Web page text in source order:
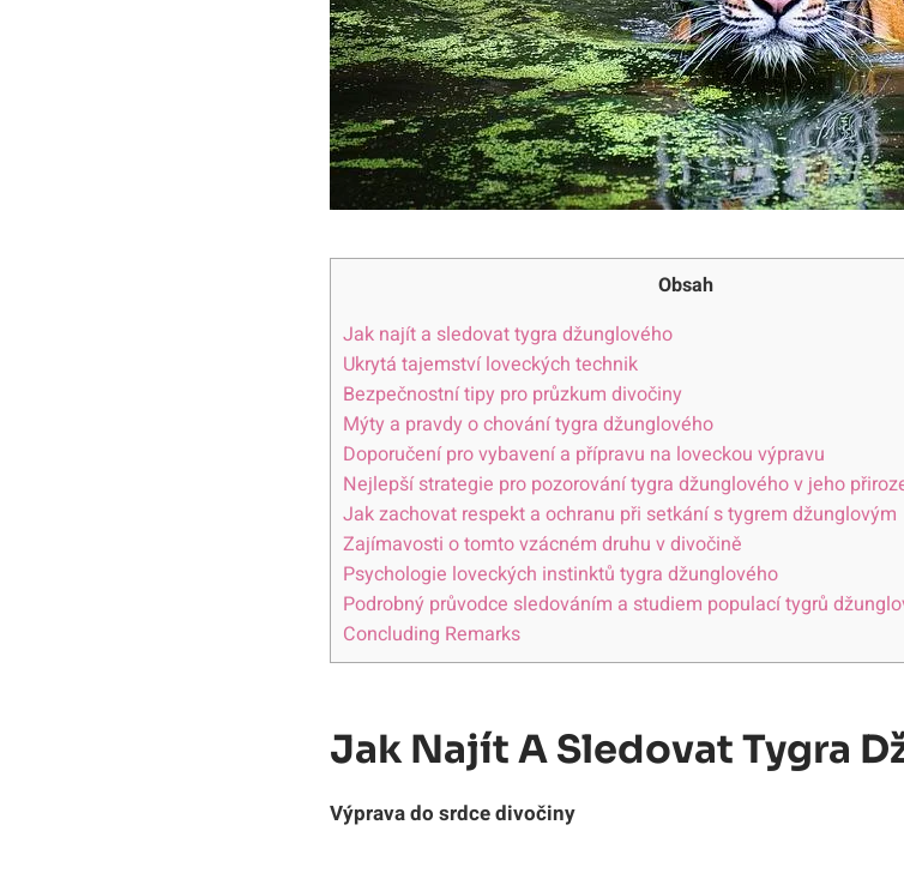
Obsah
Jak najít a sledovat tygra džunglového
Ukrytá tajemství loveckých technik
Bezpečnostní tipy pro průzkum divočiny
Mýty a pravdy o chování tygra džunglového
Doporučení pro vybavení a přípravu na loveckou výpravu
Nejlepší strategie pro pozorování tygra džunglového v jeho
Jak zachovat respekt a ochranu při setkání s tygrem džunglovým
Zajímavosti o tomto vzácném druhu v divočině
Psychologie loveckých instinktů tygra džunglového
Podrobný průvodce sledováním a studiem populací tygrů
Concluding Remarks
Jak Najít A Sledovat Tygra
Výprava do srdce divočiny